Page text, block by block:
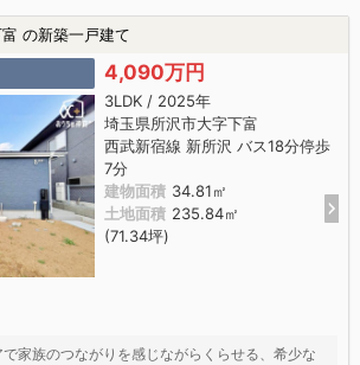
の新築一戸建て
4,090万円
3LDK / 2025年
埼玉県所沢市大字下富
西武新宿線 新所沢 バス18分停歩
7分
建物面積 34.81㎡
土地面積 235.84㎡
(71.34坪)
家族のつながりを感じながらくらせる、希少な